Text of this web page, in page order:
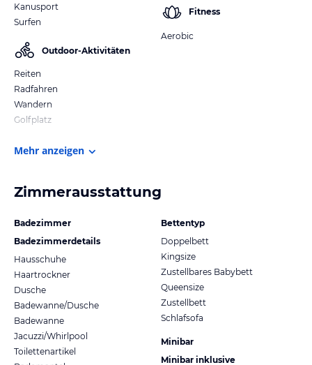
Kanusport
Surfen
Outdoor-Aktivitäten
Reiten
Radfahren
Wandern
Golfplatz
Fitness
Aerobic
Mehr anzeigen
Zimmerausstattung
Badezimmer
Badezimmerdetails
Hausschuhe
Haartrockner
Dusche
Badewanne/Dusche
Badewanne
Jacuzzi/Whirlpool
Toilettenartikel
Bettentyp
Doppelbett
Kingsize
Zustellbares Babybett
Queensize
Zustellbett
Schlafsofa
Minibar
Minibar inklusive